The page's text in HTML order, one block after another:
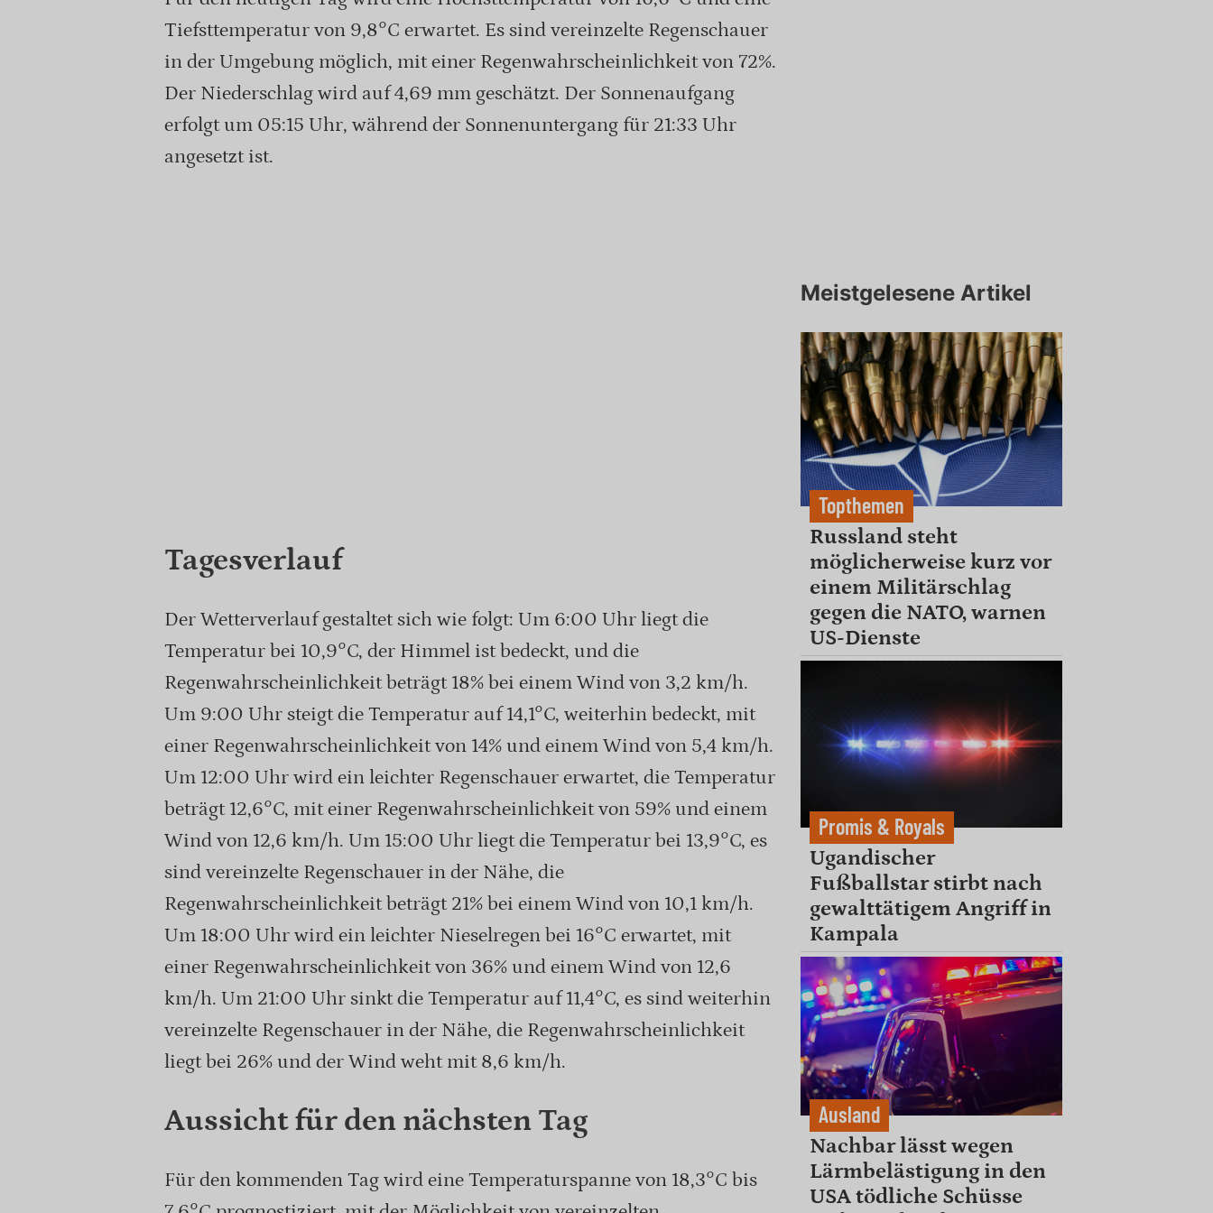
Tiefsttemperatur von 9,8°C erwartet. Es sind vereinzelte Regenschauer
in der Umgebung möglich, mit einer Regenwahrscheinlichkeit von 72%.
Der Niederschlag wird auf 4,69 mm geschätzt. Der Sonnenaufgang
erfolgt um 05:15 Uhr, während der Sonnenuntergang für 21:33 Uhr
angesetzt ist.
Tagesverlauf
Der Wetterverlauf gestaltet sich wie folgt: Um 6:00 Uhr liegt die
Temperatur bei 10,9°C, der Himmel ist bedeckt, und die
Regenwahrscheinlichkeit beträgt 18% bei einem Wind von 3,2 km/h.
Um 9:00 Uhr steigt die Temperatur auf 14,1°C, weiterhin bedeckt, mit
einer Regenwahrscheinlichkeit von 14% und einem Wind von 5,4 km/h.
Um 12:00 Uhr wird ein leichter Regenschauer erwartet, die Temperatur
beträgt 12,6°C, mit einer Regenwahrscheinlichkeit von 59% und einem
Wind von 12,6 km/h. Um 15:00 Uhr liegt die Temperatur bei 13,9°C, es
sind vereinzelte Regenschauer in der Nähe, die
Regenwahrscheinlichkeit beträgt 21% bei einem Wind von 10,1 km/h.
Um 18:00 Uhr wird ein leichter Nieselregen bei 16°C erwartet, mit
einer Regenwahrscheinlichkeit von 36% und einem Wind von 12,6
km/h. Um 21:00 Uhr sinkt die Temperatur auf 11,4°C, es sind weiterhin
vereinzelte Regenschauer in der Nähe, die Regenwahrscheinlichkeit
liegt bei 26% und der Wind weht mit 8,6 km/h.
Aussicht für den nächsten Tag
Für den kommenden Tag wird eine Temperaturspanne von 18,3°C bis
Meistgelesene Artikel
Topthemen
Russland steht
möglicherweise kurz vor
einem Militärschlag
gegen die NATO, warnen
US-Dienste
Promis & Royals
Ugandischer
Fußballstar stirbt nach
gewalttätigem Angriff in
Kampala
Ausland
Nachbar lässt wegen
Lärmbelästigung in den
USA tödliche Schüsse